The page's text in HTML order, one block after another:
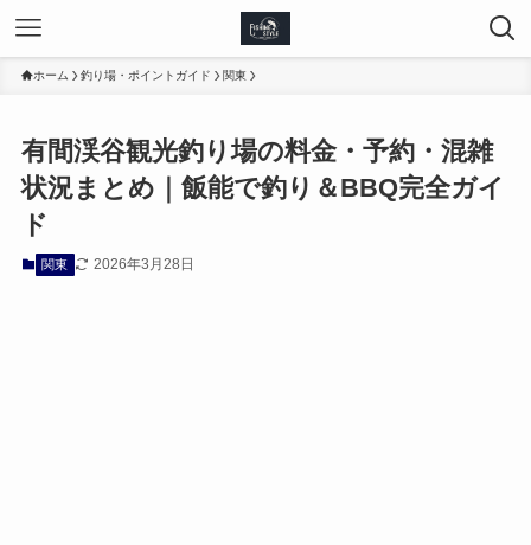
ホーム 釣り場・ポイントガイド 関東
有間渓谷観光釣り場の料金・予約・混雑
状況まとめ｜飯能で釣り＆BBQ完全ガイ
ド
関東 2026年3月28日